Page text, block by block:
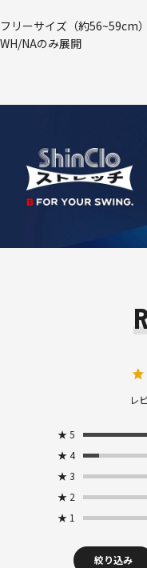
フリーサイズ（約
WH/NAのみ展開
レ
★ 5
★ 4
★ 3
★ 2
★ 1
絞り込み